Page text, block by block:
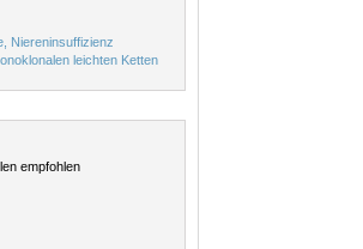
Niereninsuffizienz
leichten Ketten
empfohlen